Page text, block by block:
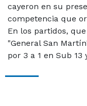
cayeron en su
competencia que
En los partidos,
"General San
por 3 a 1 en Sub 13